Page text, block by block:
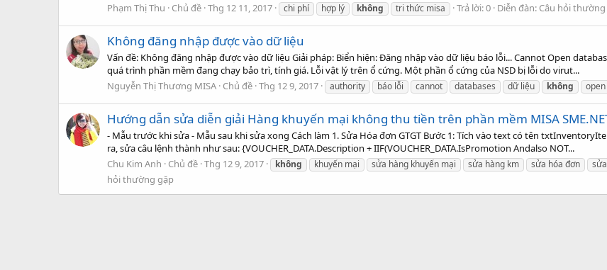
Phạm Thị Thu
Chủ đề Thg 12 11, 2017 chi phí hợp lý không tri thức misa Trả lời: 0 Diễn đàn: Câu hỏi
Không đăng nhập được vào dữ liệu
Vấn đề: Không đăng nhập được vào dữ liệu Giải pháp: Biển hiện: Đăng nhập vào dữ liệu báo lỗi... Cannot Open
quá trình phần mềm đang chạy bảo trì, tính giá. Lỗi vật lý trên ổ cứng. Một phần ổ cứng của NSD bị lỗi do virut...
Nguyễn Thị Thương MISA Chủ đề Thg 12 9, 2017 authority báo lỗi cannot databases dữ liệu không open
Hướng dẫn sửa diễn giải Hàng khuyến mại không thu tiền trên phần mềm MISA
- Mẫu trước khi sửa - Mẫu sau khi sửa xong Cách làm 1. Sửa Hóa đơn GTGT Bước 1: Tích vào text có tên
ra, sửa câu lệnh thành như sau: {VOUCHER_DATA.Description + IIF(VOUCHER_DATA.IsPromotion Andalso NOT...
Chu Kim Anh
Chủ đề Thg 12 9, 2017 không khuyến mại sửa hàng khuyến mại sửa hàng km sửa hóa đơn
hỏi thường gặp